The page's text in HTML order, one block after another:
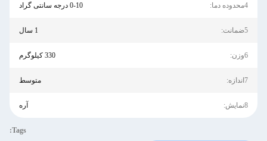
4محدوده دما: 0-10 درجه سانتی گراد
5ضمانت: 1 سال
6وزن: 330 کیلوگرم
7اندازه: متوسط
8نمايش: آره
Tags: